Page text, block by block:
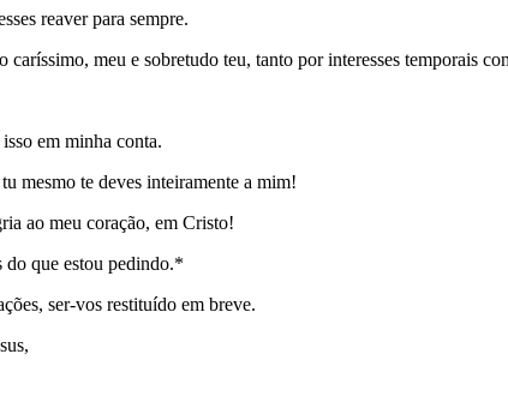
reaver para sempre.
meu e sobretudo teu, tanto por interesses temporais
em minha conta.
mesmo te deves inteiramente a mim!
ao meu coração, em Cristo!
do que estou pedindo.*
ser-vos restituído em breve.